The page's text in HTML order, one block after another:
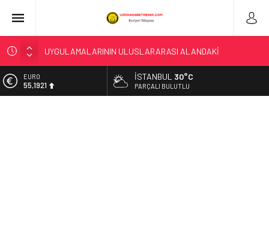
LİSE ÖĞRENCİLERİNE YÖNELİK HAZIRLANAN “YOUNG AND
“KAHRAMANIM MEHMETÇİK VE VATAN” TEMALI RESİM
YARIŞMASINDA HALK OYLAMASI BAŞLADI
EURO
55,1921
İSTANBUL 30°C
PARÇALI BULUTLU